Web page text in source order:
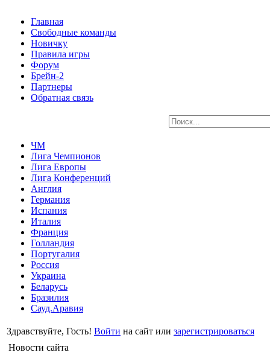
Главная
Свободные команды
Новичку
Правила игры
Форум
Брейн-2
Партнеры
Обратная связь
ЧМ
Лига Чемпионов
Лига Европы
Лига Конференций
Англия
Германия
Испания
Италия
Франция
Голландия
Португалия
Россия
Украина
Беларусь
Бразилия
Сауд.Аравия
Здравствуйте, Гость! Войти на сайт или зарегистрироваться
Новости сайта